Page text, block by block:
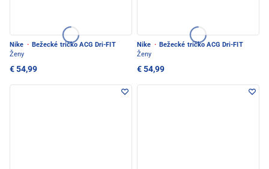
Nike · Bežecké tričko ACG Dri-FIT
Ženy
€ 54,99
Nike · Bežecké tričko ACG Dri-FIT
Ženy
€ 54,99